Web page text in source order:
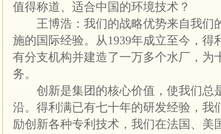
值得称道、适合中国的环境技术？
王博浩：我们的战略优势来自我们
施的国际经验。从1939年成立至今，得
有分支机构并建造了一万多个水厂，为
务。
创新是集团的核心价值，使我们总
沿。得利满已有七十年的研发经验，我
励创新各种专利技术，我们在法国、美